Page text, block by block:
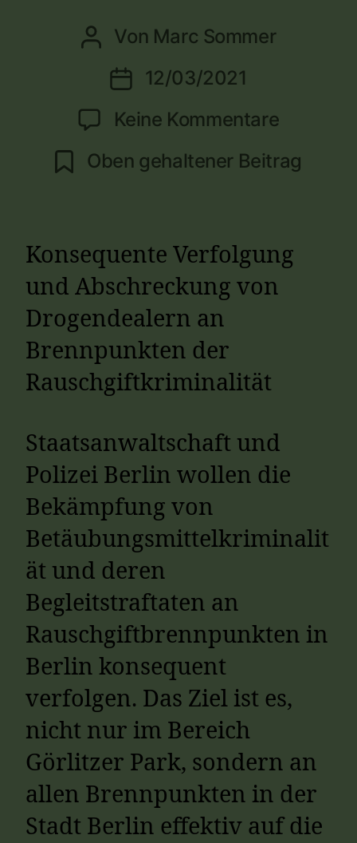
Beitragsautor
Von Marc Sommer
Veröffentlichungsdatum
12/03/2021
Keine Kommentarezu
Berlin
an
Oben gehaltener Beitrag
Konsequente Verfolgung
und Abschreckung von
Drogendealern an
Brennpunkten der
Rauschgiftkriminalität
Staatsanwaltschaft und
Polizei Berlin wollen die
Bekämpfung von
Betäubungsmittelkriminalit
ät und deren
Begleitstraftaten an
Rauschgiftbrennpunkten in
Berlin konsequent
verfolgen. Das Ziel ist es,
nicht nur im Bereich
Görlitzer Park, sondern an
allen Brennpunkten in der
Stadt Berlin effektiv auf die